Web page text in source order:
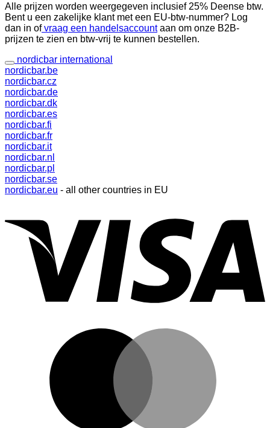
Alle prijzen worden weergegeven inclusief 25% Deense btw.
Bent u een zakelijke klant met een EU-btw-nummer? Log
dan in ofvraag een handelsaccountaan om onze B2B-
prijzen te zien en btw-vrij te kunnen bestellen.
nordicbar international
nordicbar.be
nordicbar.cz
nordicbar.de
nordicbar.dk
nordicbar.es
nordicbar.fi
nordicbar.fr
nordicbar.it
nordicbar.nl
nordicbar.pl
nordicbar.se
nordicbar.eu - all other countries in EU